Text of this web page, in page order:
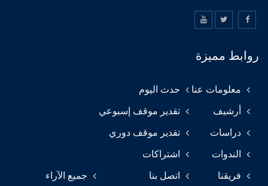
روابط مميزة
معلومات عنا
أرشيف
دراسات
الندوات
فريقنا
حدث اليوم
تقدير موقف إسبوعي
تقدير موقف دوري
اشتراكات
اتصل بنا
جميع الآراء